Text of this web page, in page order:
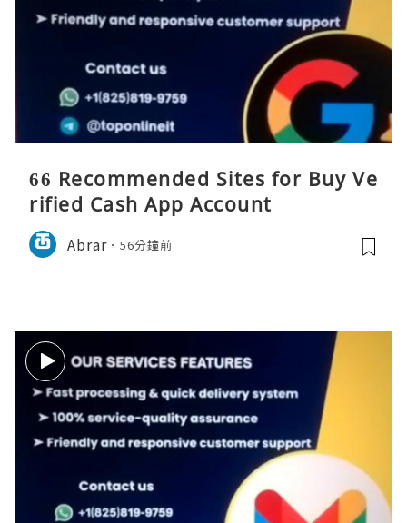
66 Recommended Sites for Buy Ve
rified Cash App Account
Abrar 56分鐘前